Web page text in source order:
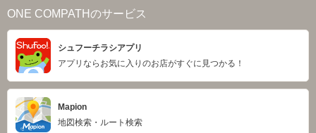
ONE COMPATHのサービス
シュフーチラシアプリ
アプリならお気に入りのお店がすぐに見つかる！
Mapion
地図検索・ルート検索